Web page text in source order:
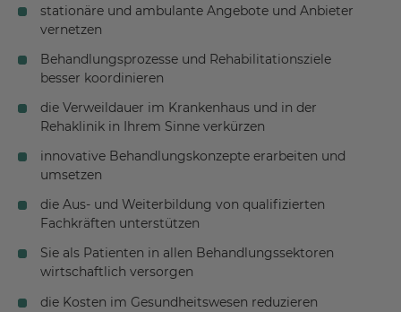
stationäre und ambulante Angebote und Anbieter
vernetzen
Behandlungsprozesse und Rehabilitationsziele
besser koordinieren
die Verweildauer im Krankenhaus und in der
Rehaklinik in Ihrem Sinne verkürzen
innovative Behandlungskonzepte erarbeiten und
umsetzen
die Aus- und Weiterbildung von qualifizierten
Fachkräften unterstützen
Sie als Patienten in allen Behandlungssektoren
wirtschaftlich versorgen
die Kosten im Gesundheitswesen reduzieren